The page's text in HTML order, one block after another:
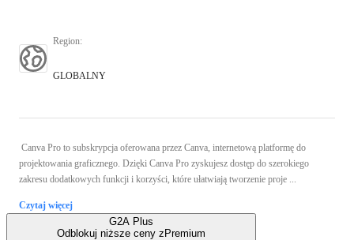
Region:
GLOBALNY
Canva Pro to subskrypcja oferowana przez Canva, internetową platformę do
projektowania graficznego. Dzięki Canva Pro zyskujesz dostęp do szerokiego
zakresu dodatkowych funkcji i korzyści, które ułatwiają tworzenie proje ...
Czytaj więcej
G2A Plus
Odblokuj niższe ceny z Premium